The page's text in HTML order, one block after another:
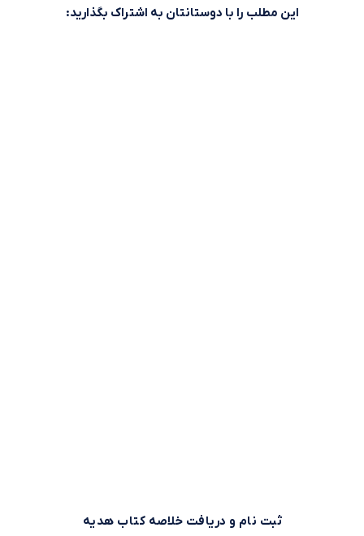
این مطلب را با دوستانتان به اشتراک بگذارید:
ثبت نام و دریافت خلاصه کتاب هدیه